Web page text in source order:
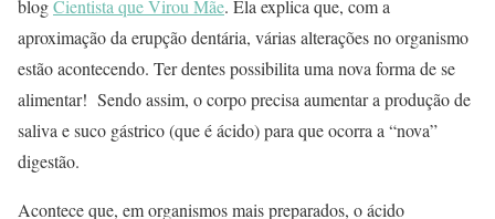
blogCientista que Virou Mãe. Ela explica que, com a
aproximação da erupção dentária, várias alterações no organismo
estão acontecendo. Ter dentes possibilita uma nova forma de se
alimentar! Sendo assim, o corpo precisa aumentar a produção de
saliva e suco gástrico (que é ácido) para que ocorra a “nova”
digestão.
Acontece que, em organismos mais preparados, o ácido